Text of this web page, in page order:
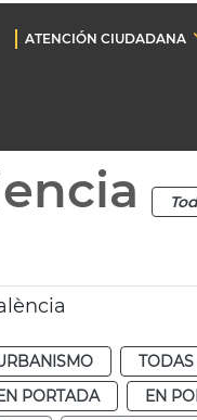
ATENCIÓN CIUDADANA
PORTADA
EN